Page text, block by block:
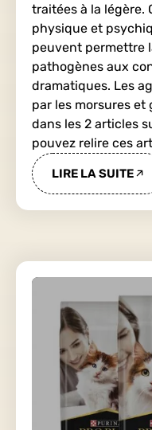
traitées à la légère.
physique et
peuvent permettre
pathogènes aux
dramatiques. Les
par les morsures
dans les 2 articles
pouvez relire ces
LIRE LA SUITE